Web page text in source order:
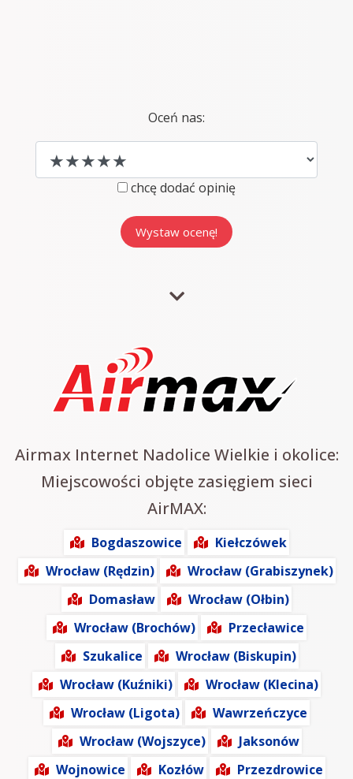
Oceń nas:
chcę dodać opinię
Airmax Internet Nadolice Wielkie i okolice:
Miejscowości objęte zasięgiem sieci
AirMAX:
Bogdaszowice
Kiełczówek
Wrocław (Rędzin)
Wrocław (Grabiszynek)
Domasław
Wrocław (Ołbin)
Wrocław (Brochów)
Przecławice
Szukalice
Wrocław (Biskupin)
Wrocław (Kuźniki)
Wrocław (Klecina)
Wrocław (Ligota)
Wawrzeńczyce
Wrocław (Wojszyce)
Jaksonów
Wojnowice
Kozłów
Przezdrowice